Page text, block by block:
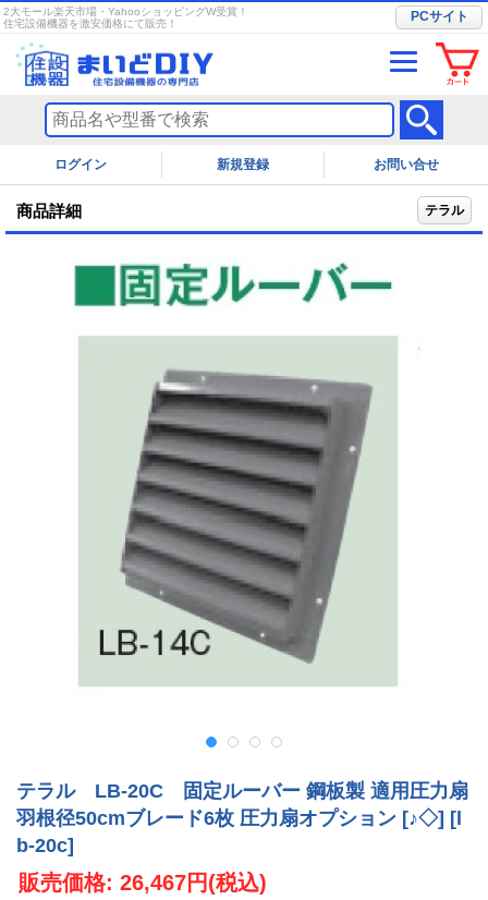
2大モール楽天市場・YahooショッピングW受賞！
住宅設備機器を激安価格にて販売！
PCサイト
ログイン お問い合せ
商品詳細 テラル
テラル LB-20C 固定ルーバー 鋼板製 適用圧力扇
羽根径50cmブレード6枚 圧力扇オプション [♪◇] [l
b-20c]
販売価格: 26,467円(税込)